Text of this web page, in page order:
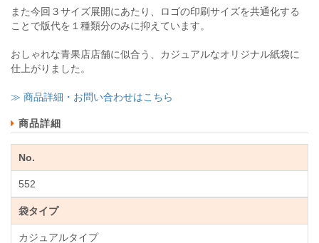
また今回３サイズ展開にあたり、ロゴの印刷サイズを共通化する
ことで版代を１種類分のみに抑えています。
おしゃれな青果店店舗に似合う、カジュアルなオリジナル紙袋に
仕上がりました。
≫ 商品詳細・お問い合わせはこちら
商品詳細
No.
552
袋タイプ
カジュアルタイプ